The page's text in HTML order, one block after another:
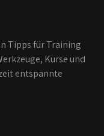
Tipps für Training
Kurse und
entspannte